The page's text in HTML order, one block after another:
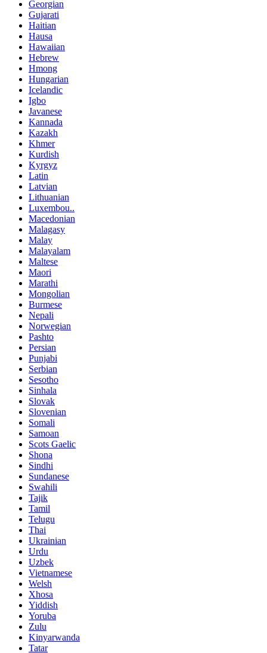
Georgian
Gujarati
Haitian
Hausa
Hawaiian
Hebrew
Hmong
Hungarian
Icelandic
Igbo
Javanese
Kannada
Kazakh
Khmer
Kurdish
Kyrgyz
Latin
Latvian
Lithuanian
Luxembou..
Macedonian
Malagasy
Malay
Malayalam
Maltese
Maori
Marathi
Mongolian
Burmese
Nepali
Norwegian
Pashto
Persian
Punjabi
Serbian
Sesotho
Sinhala
Slovak
Slovenian
Somali
Samoan
Scots Gaelic
Shona
Sindhi
Sundanese
Swahili
Tajik
Tamil
Telugu
Thai
Ukrainian
Urdu
Uzbek
Vietnamese
Welsh
Xhosa
Yiddish
Yoruba
Zulu
Kinyarwanda
Tatar